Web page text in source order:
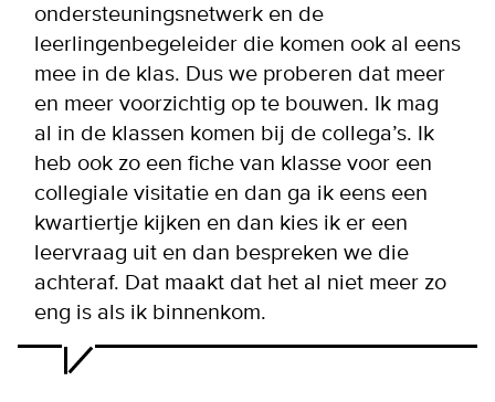
ondersteuningsnetwerk en de
leerlingenbegeleider die komen ook al eens
mee in de klas. Dus we proberen dat meer
en meer voorzichtig op te bouwen. Ik mag
al in de klassen komen bij de collega’s. Ik
heb ook zo een fiche van klasse voor een
collegiale visitatie en dan ga ik eens een
kwartiertje kijken en dan kies ik er een
leervraag uit en dan bespreken we die
achteraf. Dat maakt dat het al niet meer zo
eng is als ik binnenkom.